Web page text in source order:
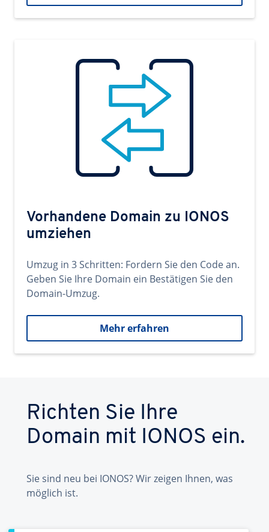
Vorhandene Domain zu IONOS
umziehen
Umzug in 3 Schritten: Fordern Sie den Code an.
Geben Sie Ihre Domain ein Bestätigen Sie den
Domain-Umzug.
Mehr erfahren
Richten Sie Ihre
Domain mit IONOS ein.
Sie sind neu bei IONOS? Wir zeigen Ihnen, was
möglich ist.